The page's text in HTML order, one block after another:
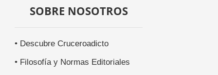
SOBRE NOSOTROS
• Descubre Cruceroadicto
• Filosofía y Normas Editoriales